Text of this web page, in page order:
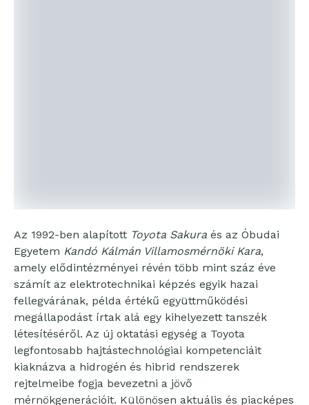
Az 1992-ben alapított Toyota Sakura és az Óbudai
Egyetem Kandó Kálmán Villamosmérnöki Kara,
amely elődintézményei révén több mint száz éve
számít az elektrotechnikai képzés egyik hazai
fellegvárának, példa értékű együttműködési
megállapodást írtak alá egy kihelyezett tanszék
létesítéséről. Az új oktatási egység a Toyota
legfontosabb hajtástechnológiai kompetenciáit
kiaknázva a hidrogén és hibrid rendszerek
rejtelmeibe fogja bevezetni a jövő
mérnökgenerációit. Különösen aktuális és piacképes